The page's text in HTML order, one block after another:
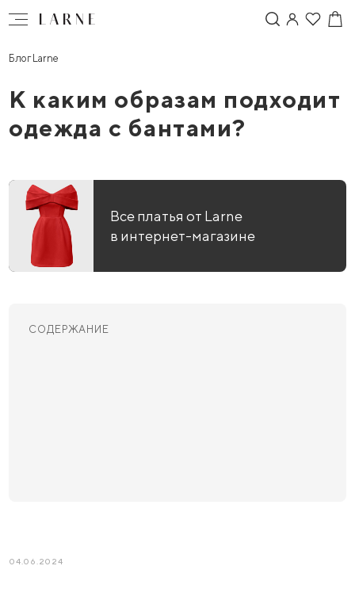
Блог Larne
К каким образам подходит
одежда с бантами?
Все платья от Larne
в интернет-магазине
СОДЕРЖАНИЕ
04.06.2024